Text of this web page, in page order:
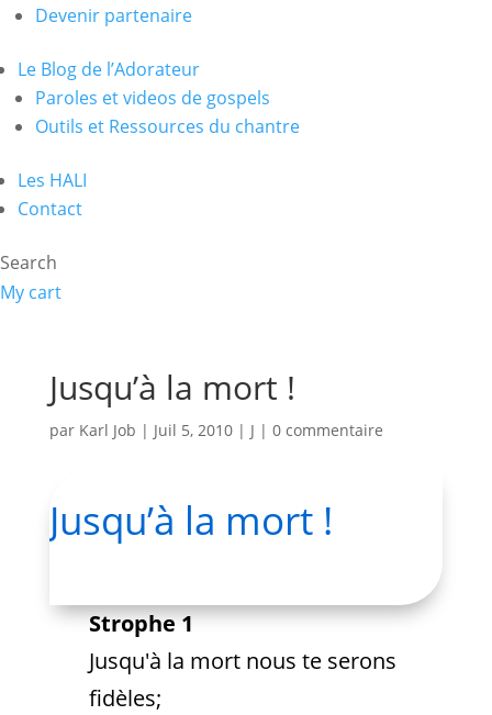
Devenir partenaire
Le Blog de l’Adorateur
Paroles et videos de gospels
Outils et Ressources du chantre
Les HALI
Contact
Search
My cart
Jusqu’à la mort !
par Karl Job | Juil 5, 2010| J | 0 commentaire
Jusqu’à la mort !
Strophe 1
Jusqu'à la mort nous te serons
fidèles;